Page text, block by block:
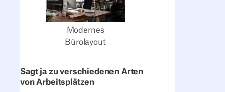
Modernes
Bürolayout
Sagt ja zu verschiedenen Arten
von Arbeitsplätzen